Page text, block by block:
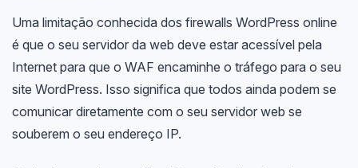
Uma limitação conhecida dos firewalls WordPress online
é que o seu servidor da web deve estar acessível pela
Internet para que o WAF encaminhe o tráfego para o seu
site WordPress. Isso significa que todos ainda podem se
comunicar diretamente com o seu servidor web se
souberem o seu endereço IP.